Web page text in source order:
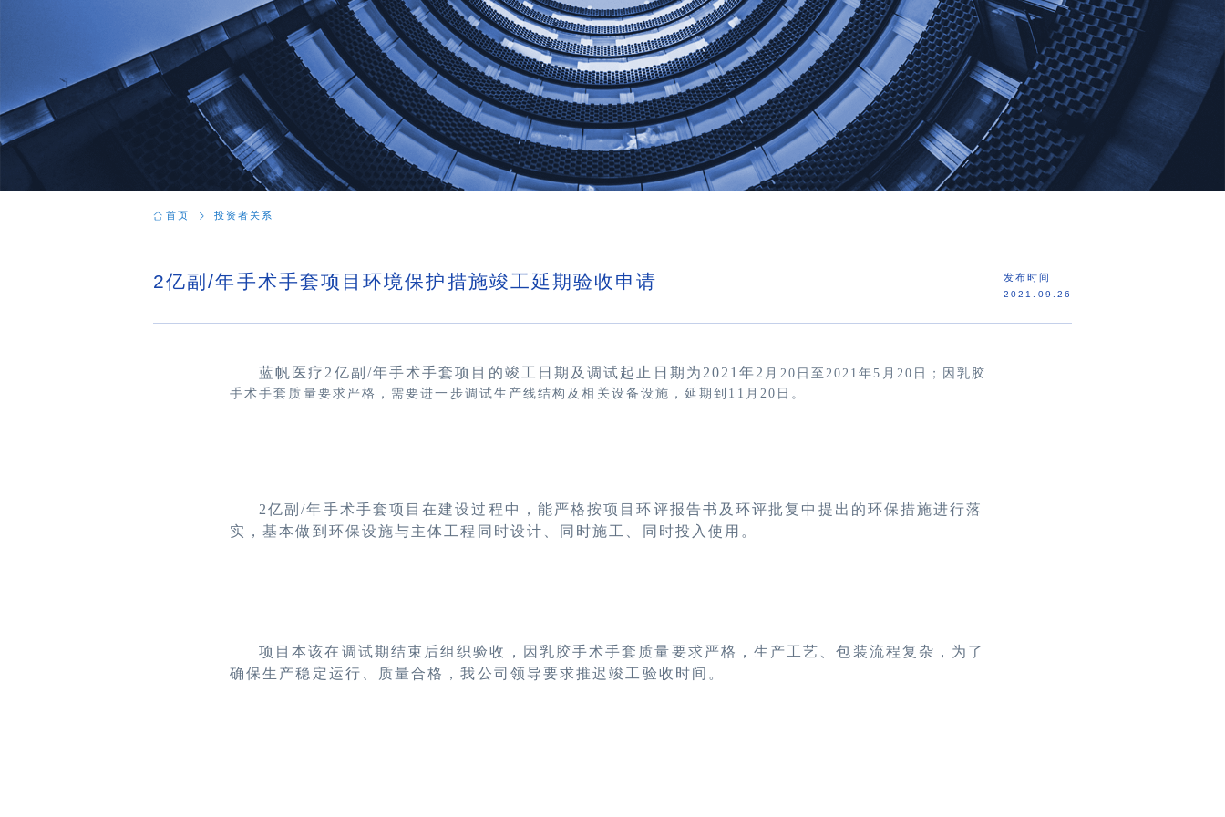
首页 投资者关系
2亿副/年手术手套项目环境保护措施竣工延期验收申请 发布时间
2021.09.26
蓝帆医疗2亿副/年手术手套项目的竣工日期及调试起止日期为2021年2 月20日至2021年5月20日；因乳胶
手术手套质量要求严格，需要进一步调试生产线结构及相关设备设施，延期到11月20日。
2亿副/年手术手套项目在建设过程中，能严格按项目环评报告书及环评批复中提出的环保措施进行落
实，基本做到环保设施与主体工程同时设计、同时施工、同时投入使用。
项目本该在调试期结束后组织验收，因乳胶手术手套质量要求严格，生产工艺、包装流程复杂，为了
确保生产稳定运行、质量合格，我公司领导要求推迟竣工验收时间。